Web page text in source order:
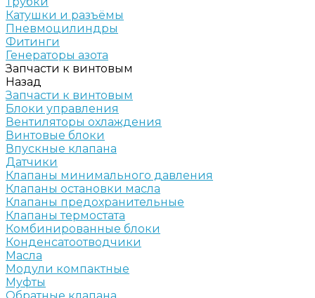
Катушки и разъёмы
Пневмоцилиндры
Фитинги
Генераторы азота
Запчасти к винтовым
Назад
Запчасти к винтовым
Блоки управления
Вентиляторы охлаждения
Винтовые блоки
Впускные клапана
Датчики
Клапаны минимального давления
Клапаны остановки масла
Клапаны предохранительные
Клапаны термостата
Комбинированные блоки
Конденсатоотводчики
Масла
Модули компактные
Муфты